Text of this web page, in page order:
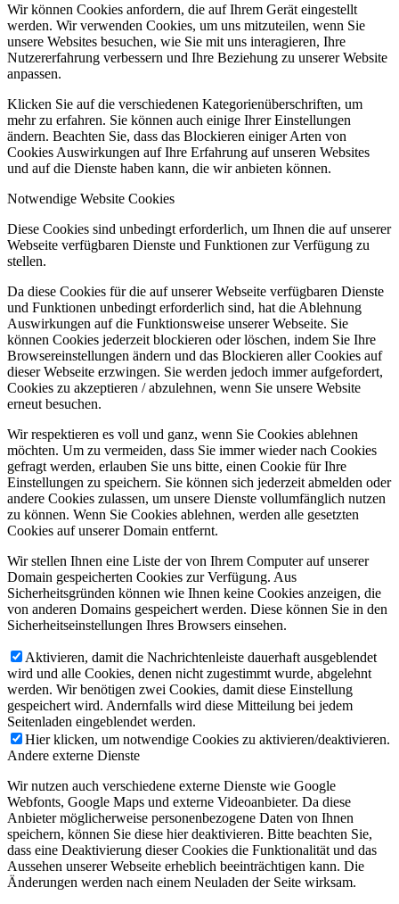
Wir können Cookies anfordern, die auf Ihrem Gerät eingestellt
werden. Wir verwenden Cookies, um uns mitzuteilen, wenn Sie
unsere Websites besuchen, wie Sie mit uns interagieren, Ihre
Nutzererfahrung verbessern und Ihre Beziehung zu unserer Website
anpassen.
Klicken Sie auf die verschiedenen Kategorienüberschriften, um
mehr zu erfahren. Sie können auch einige Ihrer Einstellungen
ändern. Beachten Sie, dass das Blockieren einiger Arten von
Cookies Auswirkungen auf Ihre Erfahrung auf unseren Websites
und auf die Dienste haben kann, die wir anbieten können.
Notwendige Website Cookies
Diese Cookies sind unbedingt erforderlich, um Ihnen die auf unserer
Webseite verfügbaren Dienste und Funktionen zur Verfügung zu
stellen.
Da diese Cookies für die auf unserer Webseite verfügbaren Dienste
und Funktionen unbedingt erforderlich sind, hat die Ablehnung
Auswirkungen auf die Funktionsweise unserer Webseite. Sie
können Cookies jederzeit blockieren oder löschen, indem Sie Ihre
Browsereinstellungen ändern und das Blockieren aller Cookies auf
dieser Webseite erzwingen. Sie werden jedoch immer aufgefordert,
Cookies zu akzeptieren / abzulehnen, wenn Sie unsere Website
erneut besuchen.
Wir respektieren es voll und ganz, wenn Sie Cookies ablehnen
möchten. Um zu vermeiden, dass Sie immer wieder nach Cookies
gefragt werden, erlauben Sie uns bitte, einen Cookie für Ihre
Einstellungen zu speichern. Sie können sich jederzeit abmelden oder
andere Cookies zulassen, um unsere Dienste vollumfänglich nutzen
zu können. Wenn Sie Cookies ablehnen, werden alle gesetzten
Cookies auf unserer Domain entfernt.
Wir stellen Ihnen eine Liste der von Ihrem Computer auf unserer
Domain gespeicherten Cookies zur Verfügung. Aus
Sicherheitsgründen können wie Ihnen keine Cookies anzeigen, die
von anderen Domains gespeichert werden. Diese können Sie in den
Sicherheitseinstellungen Ihres Browsers einsehen.
Aktivieren, damit die Nachrichtenleiste dauerhaft ausgeblendet
wird und alle Cookies, denen nicht zugestimmt wurde, abgelehnt
werden. Wir benötigen zwei Cookies, damit diese Einstellung
gespeichert wird. Andernfalls wird diese Mitteilung bei jedem
Seitenladen eingeblendet werden.
Hier klicken, um notwendige Cookies zu aktivieren/deaktivieren.
Andere externe Dienste
Wir nutzen auch verschiedene externe Dienste wie Google
Webfonts, Google Maps und externe Videoanbieter. Da diese
Anbieter möglicherweise personenbezogene Daten von Ihnen
speichern, können Sie diese hier deaktivieren. Bitte beachten Sie,
dass eine Deaktivierung dieser Cookies die Funktionalität und das
Aussehen unserer Webseite erheblich beeinträchtigen kann. Die
Änderungen werden nach einem Neuladen der Seite wirksam.